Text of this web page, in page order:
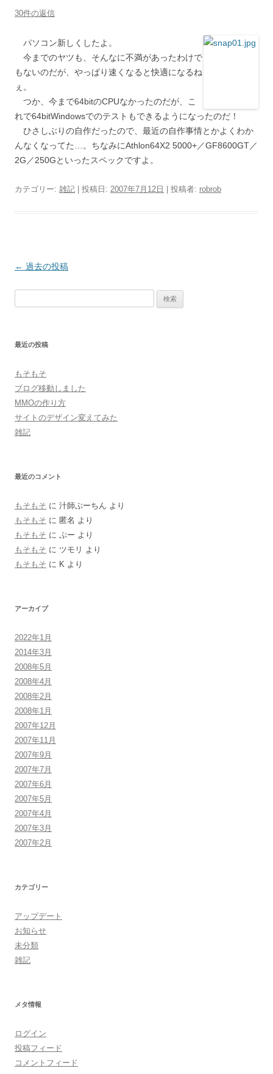
30件の返信
パソコン新しくしたよ。
今までのヤツも、そんなに不満があったわけで
もないのだが、やっぱり速くなると快適になるね
ぇ。
つか、今まで64bitのCPUなかったのだが、こ
れで64bitWindowsでのテストもできるようになったのだ！
ひさしぶりの自作だったので、最近の自作事情とかよくわか
んなくなってた…。ちなみにAthlon64X2 5000+／GF8600GT／
2G／250Gといったスペックですよ。
カテゴリー: 雑記 | 投稿日: 2007年7月12日 投稿者: robrob
投
シ
ョ
ン
← 過去の投稿
最近の投稿
もそもそ
ブログ移動しました
MMOの作り方
サイトのデザイン変えてみた
雑記
最近のコメント
もそもそ に 汁師ぷーちん より
もそもそ に 匿名 より
もそもそ に ぷー より
もそもそ に ツモリ より
もそもそ に K より
アーカイブ
2022年1月
2014年3月
2008年5月
2008年4月
2008年2月
2008年1月
2007年12月
2007年11月
2007年9月
2007年7月
2007年6月
2007年5月
2007年4月
2007年3月
2007年2月
カテゴリー
アップデート
お知らせ
未分類
雑記
メタ情報
ログイン
投稿フィード
コメントフィード